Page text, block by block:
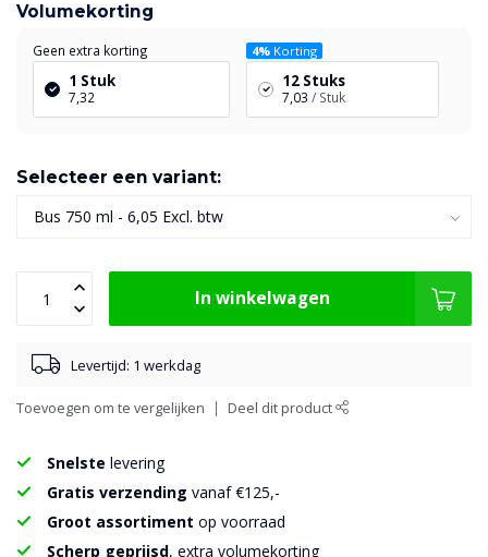
Volumekorting
Geen extra korting
1 Stuk
7,32
4% Korting
12 Stuks
7,03 / Stuk
Selecteer een variant:
In winkelwagen
Levertijd: 1 werkdag
Toevoegen om te vergelijken Deel dit product
Snelste levering
Gratis verzending vanaf €125,-
Groot assortiment op voorraad
Scherp geprijsd, extra volumekorting